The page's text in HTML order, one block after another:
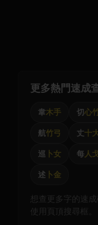
更多熱門速成
韋木手 切心
航竹弓 丈十
巡 卜女 每人
述 卜金
想查更多字的速
使用頁頂搜尋框。